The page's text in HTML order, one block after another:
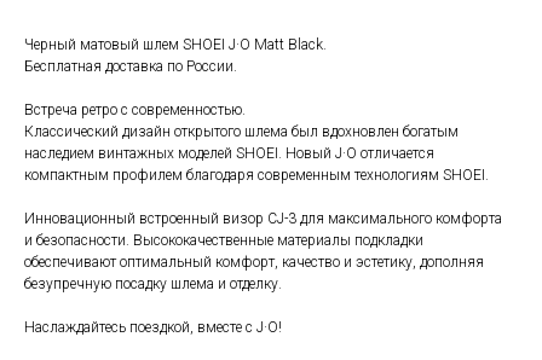
Черный матовый шлем SHOEI J·O Matt Black.
Бесплатная доставка по России.
Встреча ретро с современностью.
Классический дизайн открытого шлема был вдохновлен богатым
наследием винтажных моделей SHOEI. Новый J·O отличается
компактным профилем благодаря современным технологиям SHOEI.
Инновационный встроенный визор CJ-3 для максимального комфорта
и безопасности. Высококачественные материалы подкладки
обеспечивают оптимальный комфорт, качество и эстетику, дополняя
безупречную посадку шлема и отделку.
Наслаждайтесь поездкой, вместе с J·O!